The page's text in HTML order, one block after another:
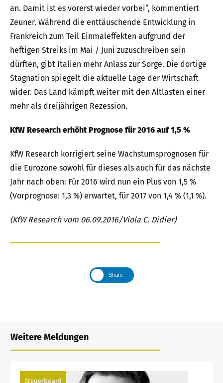
an. Damit ist es vorerst wieder vorbei“, kommentiert
Zeuner. Während die enttäuschende Entwicklung in
Frankreich zum Teil Einmaleffekten aufgrund der
heftigen Streiks im Mai / Juni zuzuschreiben sein
dürften, gibt Italien mehr Anlass zur Sorge. Die dortige
Stagnation spiegelt die aktuelle Lage der Wirtschaft
wider. Das Land kämpft weiter mit den Altlasten einer
mehr als dreijährigen Rezession.
KfW Research erhöht Prognose für 2016 auf 1,5 %
KfW Research korrigiert seine Wachstumsprognosen für
die Eurozone sowohl für dieses als auch für das nächste
Jahr nach oben: Für 2016 wird nun ein Plus von 1,5 %
(Vorprognose: 1,3 %) erwartet, für 2017 von 1,4 % (1,1 %).
(KfW Research vom 06.09.2016/Viola C. Didier)
Share
Weitere Meldungen
Steuerboard